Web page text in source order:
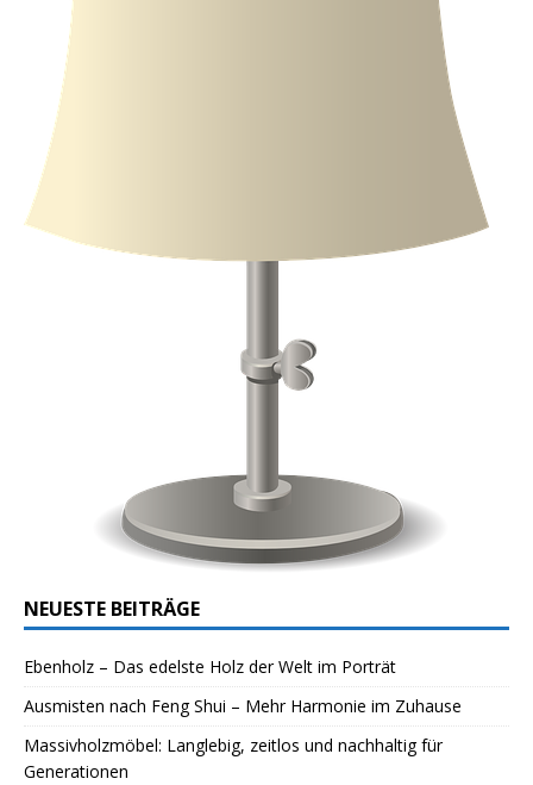
NEUESTE BEITRÄGE
Ebenholz – Das edelste Holz der Welt im Porträt
Ausmisten nach Feng Shui – Mehr Harmonie im Zuhause
Massivholzmöbel: Langlebig, zeitlos und nachhaltig für
Generationen